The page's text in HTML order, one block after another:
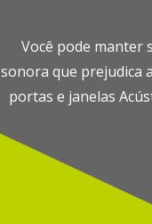
Você pode manter
sonora que prejudica
portas e janelas